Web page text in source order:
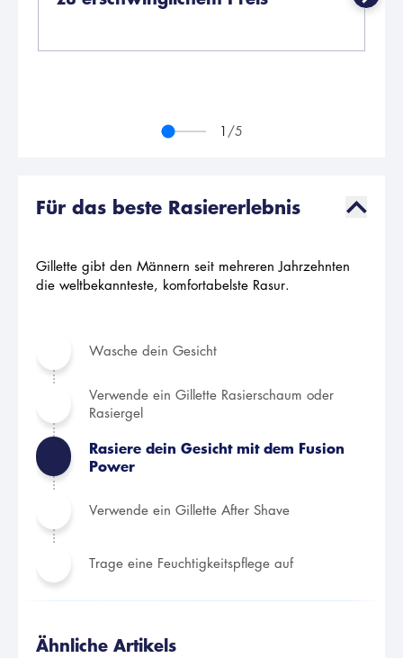
1 /5
Für das beste Rasiererlebnis
Gillette gibt den Männern seit mehreren Jahrzehnten
die weltbekannteste, komfortabelste Rasur.
Wasche dein Gesicht
Verwende ein Gillette Rasierschaum oder
Rasiergel
Rasiere dein Gesicht mit dem Fusion
Power
Verwende ein Gillette After Shave
Trage eine Feuchtigkeitspflege auf
Ähnliche Artikels